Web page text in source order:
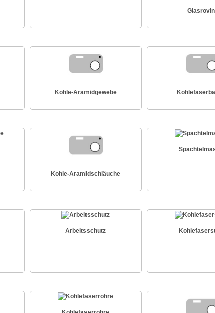
Kohle-Aramidgewebe
Kohle-Aramidschläuche
Arbeitsschutz